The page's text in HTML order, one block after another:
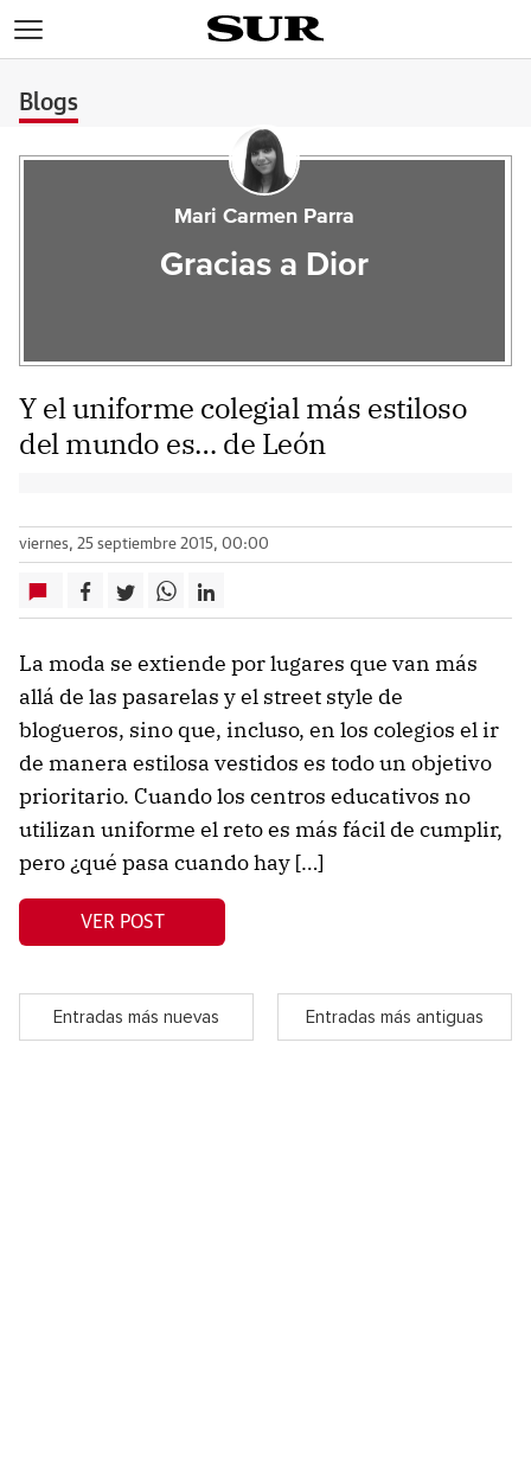
Blogs
Mari Carmen Parra
Gracias a Dior
Y el uniforme colegial más estiloso
del mundo es… de León
viernes, 25 septiembre 2015, 00:00
La moda se extiende por lugares que van más
allá de las pasarelas y el street style de
blogueros, sino que, incluso, en los colegios el ir
de manera estilosa vestidos es todo un objetivo
prioritario. Cuando los centros educativos no
utilizan uniforme el reto es más fácil de cumplir,
pero ¿qué pasa cuando hay […]
VER POST
Entradas más nuevas Entradas más antiguas